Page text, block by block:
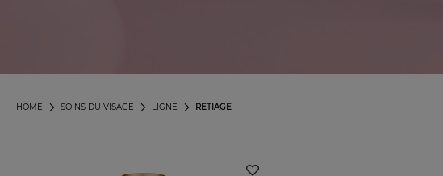
RETIAGE
LIGNE
SOINS DU VISAGE
HOME